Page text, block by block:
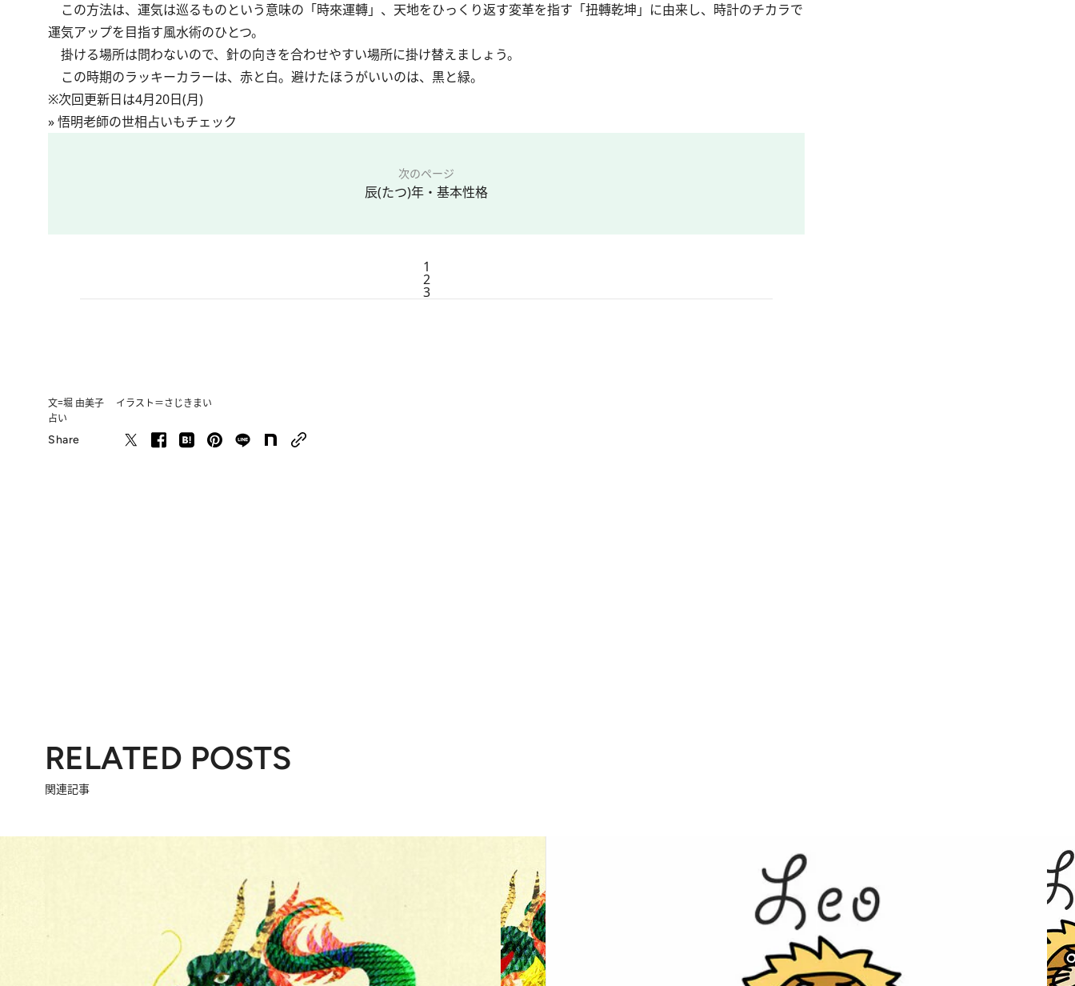
この方法は、運気は巡るものという意味の「時來運轉」、天地をひっくり返す変革を指す「扭轉乾坤」に由来し、時計のチカラで
運気アップを目指す風水術のひとつ。
掛ける場所は問わないので、針の向きを合わせやすい場所に掛け替えましょう。
この時期のラッキーカラーは、赤と白。避けたほうがいいのは、黒と緑。
※次回更新日は4月20日(月)
»悟明老師の世相占いもチェック
次のページ
辰(たつ)年・基本性格
1
2
3
文=堀 由美子 イラスト＝さじきまい
占い
Share
RELATED POSTS
関連記事